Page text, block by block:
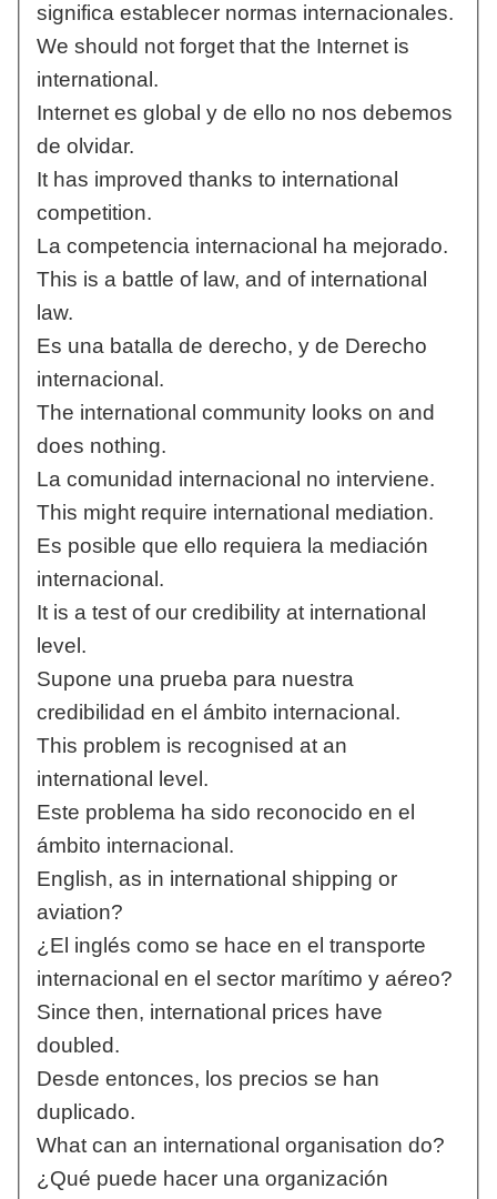
significa establecer normas internacionales.
We should not forget that the Internet is
international.
Internet es global y de ello no nos debemos
de olvidar.
It has improved thanks to international
competition.
La competencia internacional ha mejorado.
This is a battle of law, and of international
law.
Es una batalla de derecho, y de Derecho
internacional.
The international community looks on and
does nothing.
La comunidad internacional no interviene.
This might require international mediation.
Es posible que ello requiera la mediación
internacional.
It is a test of our credibility at international
level.
Supone una prueba para nuestra
credibilidad en el ámbito internacional.
This problem is recognised at an
international level.
Este problema ha sido reconocido en el
ámbito internacional.
English, as in international shipping or
aviation?
¿El inglés como se hace en el transporte
internacional en el sector marítimo y aéreo?
Since then, international prices have
doubled.
Desde entonces, los precios se han
duplicado.
What can an international organisation do?
¿Qué puede hacer una organización